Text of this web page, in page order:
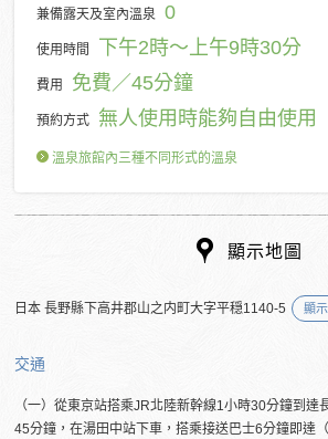
兼備露天及室內溫泉 0
使用時間 下午2時～上午9時30分
費用 免費／45分鐘
預約方式 無人使用時能夠自由使用
溫泉旅館內三種不同形式的溫泉
顯示地圖
日本 長野縣下高井郡山之内町大字平穏1140-5 顯
交通
（一）從東京站搭乘JR北陸新幹線1小時30分鐘到達
45分鐘，在湯田中站下車，搭乘接送巴士6分鐘即達（